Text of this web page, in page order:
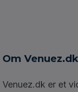
Om Venuez.dk
Venuez.dk er et